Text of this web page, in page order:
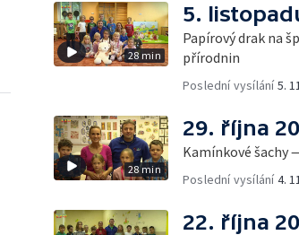
28 min
5.
Papírový drak na
přírodnin
Poslední vysílání5.
28 min
29. října
Kamínkové šachy
Poslední vysílání4.
22. října